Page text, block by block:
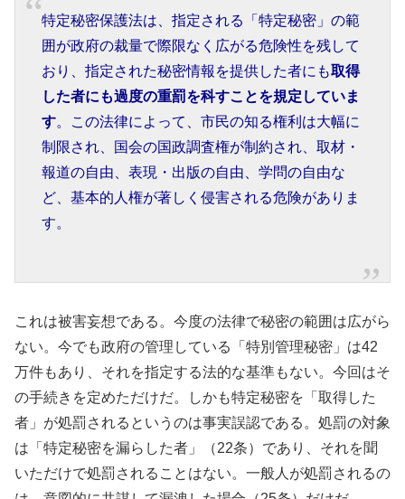
特定秘密保護法は、指定される「特定秘密」の範
囲が政府の裁量で際限なく広がる危険性を残して
おり、指定された秘密情報を提供した者にも取得
した者にも過度の重罰を科すことを規定していま
す。この法律によって、市民の知る権利は大幅に
制限され、国会の国政調査権が制約され、取材・
報道の自由、表現・出版の自由、学問の自由な
ど、基本的人権が著しく侵害される危険がありま
す。
これは被害妄想である。今度の法律で秘密の範囲は広がら
ない。今でも政府の管理している「特別管理秘密」は42
万件もあり、それを指定する法的な基準もない。今回はそ
の手続きを定めただけだ。しかも特定秘密を「取得した
者」が処罰されるというのは事実誤認である。処罰の対象
は「特定秘密を漏らした者」（22条）であり、それを聞
いただけで処罰されることはない。一般人が処罰されるの